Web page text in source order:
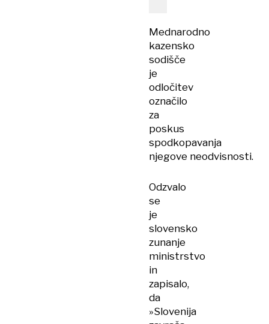
Mednarodno
kazensko
sodišče
je
odločitev
označilo
za
poskus
spodkopavanja
njegove neodvisnosti.
Odzvalo
se
je
slovensko
zunanje
ministrstvo
in
zapisalo,
da
»Slovenija